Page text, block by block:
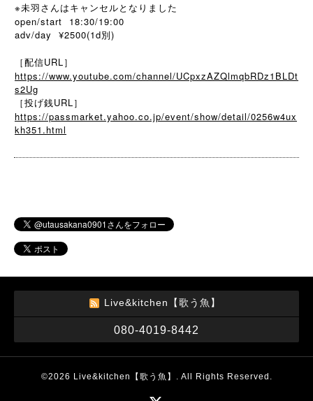
※未羽さんはキャンセルとなりました
open/start 18:30/19:00
adv/day ¥2500(1d別)
［配信URL］
https://www.youtube.com/channel/UCpxzAZQlmqbRDz1BLDt
s2Ug
［投げ銭URL］
https://passmarket.yahoo.co.jp/event/show/detail/0256w4ux
kh351.html
Live&kitchen【歌う魚】
080-4019-8442
©2026 Live&kitchen【歌う魚】 . All Rights Reserved.